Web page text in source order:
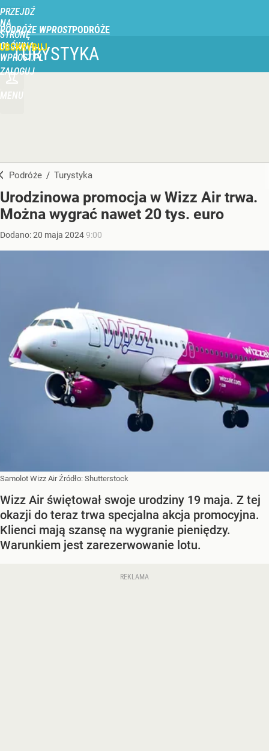
PRZEJDŹ
NA
STRONĘ
GŁÓWNĄ
WPROST.PL
PODRÓŻE WPROST
ZALOGUJ
MENU
TURYSTYKA
Podróże / Turystyka
Urodzinowa promocja w Wizz Air trwa.
Można wygrać nawet 20 tys. euro
Dodano:20 maja 20249:00
Samolot Wizz AirŹródło: Shutterstock
Wizz Air świętował swoje urodziny 19 maja. Z tej
okazji do teraz trwa specjalna akcja promocyjna.
Klienci mają szansę na wygranie pieniędzy.
Warunkiem jest zarezerwowanie lotu.